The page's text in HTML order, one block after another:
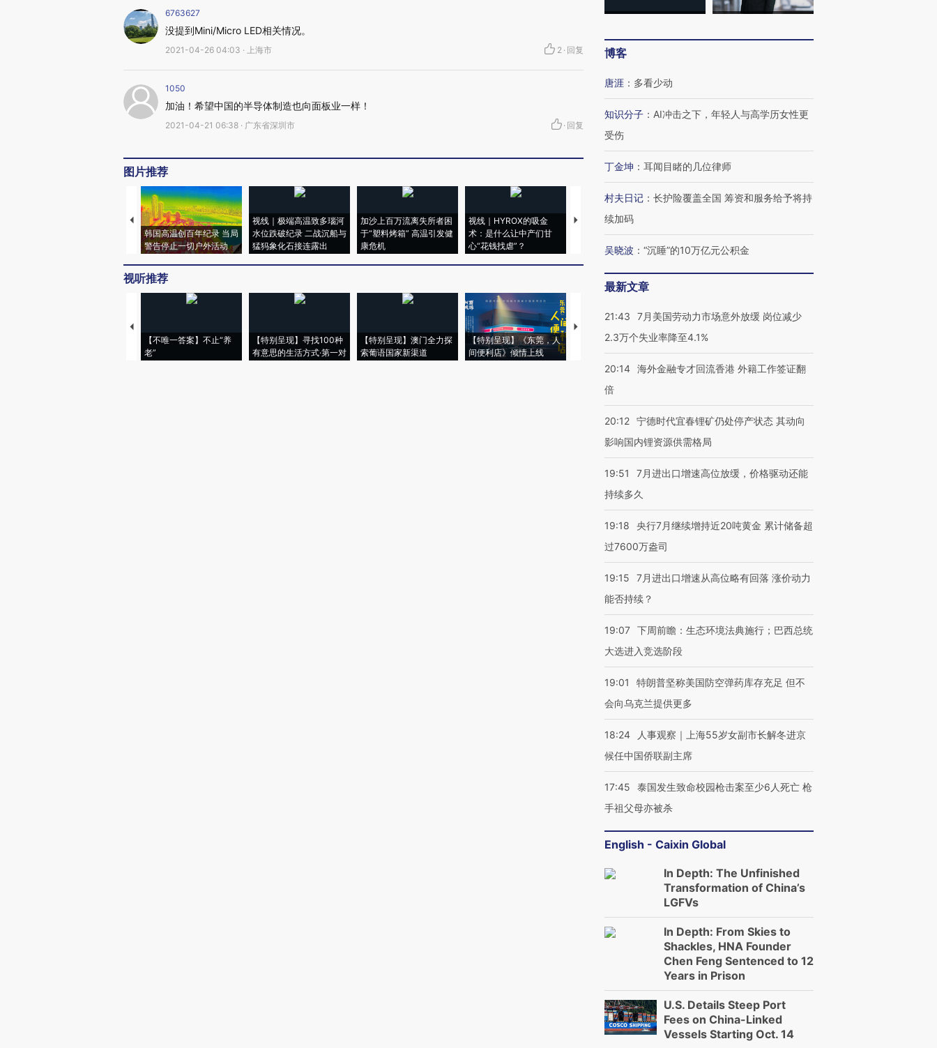
6763627
没提到Mini/Micro LED相关情况。
2021-04-26 04:03 · 上海市 2 · 回复
1050
加油！希望中国的半导体制造也向面板业一样！
2021-04-21 06:38 · 广东省深圳市 · 回复
图片推荐
韩国高温创百年纪录 当局
警告停止一切户外活动
视线｜极端高温致多瑙河
水位跌破纪录 二战沉船与
猛犸象化石接连露出
加沙上百万流离失所者困
于“塑料烤箱” 高温引发健
康危机
视线｜HYROX的吸金
术：是什么让中产们甘
心“花钱找虐”？
马航飞行员跨国走私7万
粒摇头丸 尿检体内含3种
度Z世代 用街头抗争将教
育部长拱下台
机”？难民潮撕裂西班牙
视听推荐
【不唯一答案】不止“养
老”
【特别呈现】寻找100种
有意思的生活方式·第一对
【特别呈现】澳门全力探
索葡语国家新渠道
【特别呈现】《东莞，人
间便利店》倾情上线
【推广】走进第四届链博
会，让数智科技“链”接产
【特别呈现】寻找100种
有意思的生活方式·第三对
住三大增长引擎是什么？
博客
唐涯 ： 多看少动
知识分子 ： AI冲击之下，年轻人与高学历女性更
受伤
丁金坤 ： 耳闻目睹的几位律师
村夫日记 ： 长护险覆盖全国 筹资和服务给予将持
续加码
吴晓波 ： “沉睡”的10万亿元公积金
最新文章
21:43
7月美国劳动力市场意外放缓 岗位减少
2.3万个失业率降至4.1%
20:14 海外金融专才回流香港 外籍工作签证翻
倍
20:12 宁德时代宜春锂矿仍处停产状态 其动向
影响国内锂资源供需格局
19:51
7月进出口增速高位放缓，价格驱动还能
持续多久
19:18
央行7月继续增持近20吨黄金 累计储备超
过7600万盎司
19:15
7月进出口增速从高位略有回落 涨价动力
能否持续？
19:07 下周前瞻：生态环境法典施行；巴西总统
大选进入竞选阶段
19:01
特朗普坚称美国防空弹药库存充足 但不
会向乌克兰提供更多
18:24
人事观察｜上海55岁女副市长解冬进京
候任中国侨联副主席
17:45
泰国发生致命校园枪击案至少6人死亡 枪
手祖父母亦被杀
English - Caixin Global
In Depth: The Unfinished
Transformation of China’s
LGFVs
In Depth: From Skies to
Shackles, HNA Founder
Chen Feng Sentenced to 12
Years in Prison
U.S. Details Steep Port
Fees on China-Linked
Vessels Starting Oct. 14